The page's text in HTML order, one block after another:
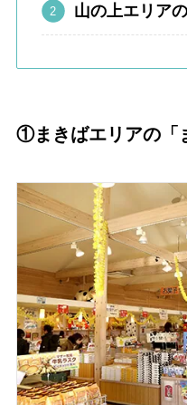
山の上エリア
①まきばエリアの「